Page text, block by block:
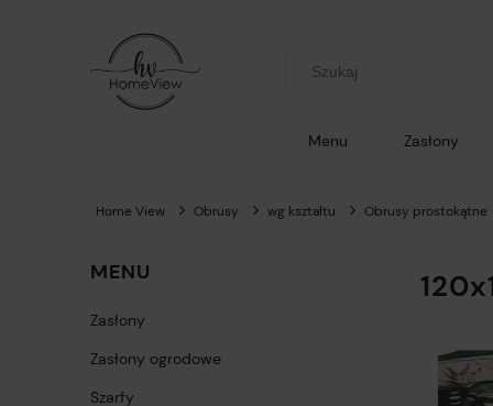
Menu Zasłony
Home View Obrusy wg kształtu Obrusy prostokątne
MENU
Zasłony
Zasłony ogrodowe
Szarfy